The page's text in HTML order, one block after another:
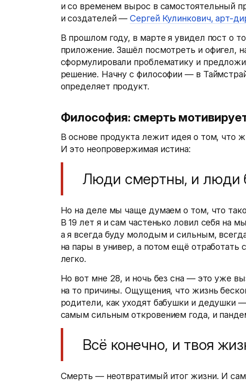
и со временем вырос в самостоятельный
и создателей —Сергей Кулинкович, арт-
В прошлом году, в марте я увидел пост о
приложение. Зашёл посмотреть и офигел,
сформулировали проблематику и
решение. Начну с философии — в
определяет продукт.
Философия: смерть
В основе продукта лежит идея о том, что
И это неопровержимая истина:
Люди смертны, и люди
Но на деле мы чаще думаем о том, что
В 19 лет я и сам частенько ловил себя на
а я всегда буду молодым и сильным,
на пары в универ, а потом ещё отработать
легко.
Но вот мне 28, и ночь без сна — это уже
на то причины. Ощущения, что жизнь
родители, как уходят бабушки и дедушки
самым сильным откровением года, и
Всё конечно, и твоя
Смерть — неотвратимый итог жизни. И